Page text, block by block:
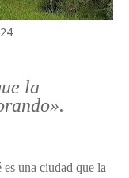
la
una ciudad que la